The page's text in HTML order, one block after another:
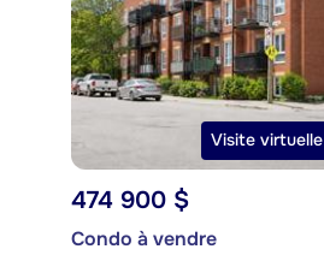
Visite virtuelle
474 900 $
Condo à vendre